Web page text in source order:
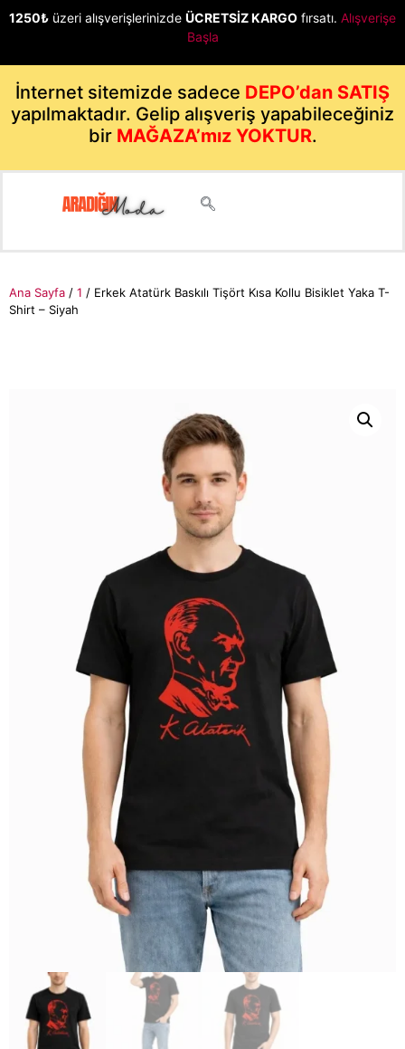
1250₺ üzeri alışverişlerinizde ÜCRETSİZ KARGO fırsatı. Alışverişe
Başla
İnternet sitemizde sadece DEPO’dan SATIŞ
yapılmaktadır. Gelip alışveriş yapabileceğiniz
bir MAĞAZA’mız YOKTUR.
Ana Sayfa / 1 / Erkek Atatürk Baskılı Tişört Kısa Kollu Bisiklet Yaka T-
Shirt – Siyah